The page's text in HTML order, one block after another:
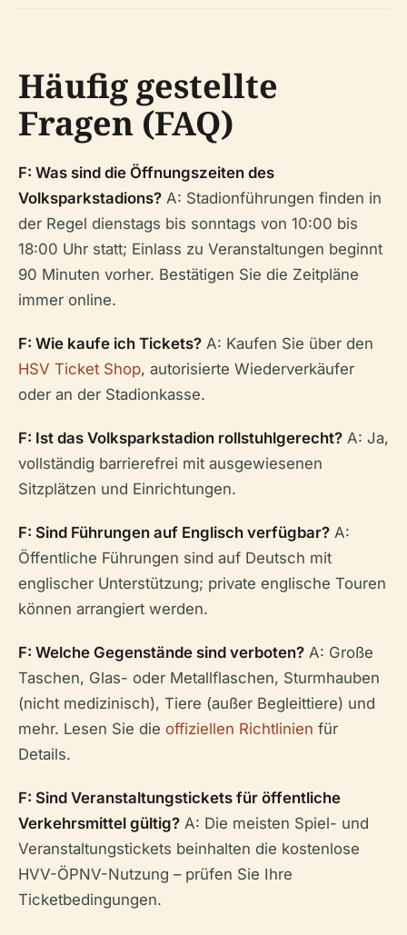
Häufig gestellte
Fragen (FAQ)
F: Was sind die Öffnungszeiten des
Volksparkstadions? A: Stadionführungen finden in
der Regel dienstags bis sonntags von 10:00 bis
18:00 Uhr statt; Einlass zu Veranstaltungen beginnt
90 Minuten vorher. Bestätigen Sie die Zeitpläne
immer online.
F: Wie kaufe ich Tickets? A: Kaufen Sie über den
HSV Ticket Shop, autorisierte Wiederverkäufer
oder an der Stadionkasse.
F: Ist das Volksparkstadion rollstuhlgerecht? A: Ja,
vollständig barrierefrei mit ausgewiesenen
Sitzplätzen und Einrichtungen.
F: Sind Führungen auf Englisch verfügbar? A:
Öffentliche Führungen sind auf Deutsch mit
englischer Unterstützung; private englische Touren
können arrangiert werden.
F: Welche Gegenstände sind verboten? A: Große
Taschen, Glas- oder Metallflaschen, Sturmhauben
(nicht medizinisch), Tiere (außer Begleittiere) und
mehr. Lesen Sie die offiziellen Richtlinien für
Details.
F: Sind Veranstaltungstickets für öffentliche
Verkehrsmittel gültig? A: Die meisten Spiel- und
Veranstaltungstickets beinhalten die kostenlose
HVV-ÖPNV-Nutzung – prüfen Sie Ihre
Ticketbedingungen.